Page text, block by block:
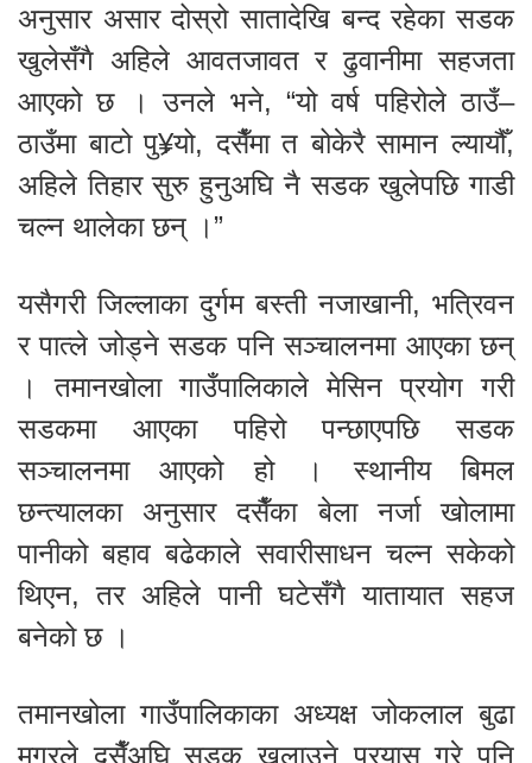
अनुसार असार दोस्रो सातादेखि बन्द रहेका सडक
खुलेसँगै अहिले आवतजावत र ढुवानीमा सहजता
आएको छ । उनले भने, “यो वर्ष पहिरोले ठाउँ–
ठाउँमा बाटो पु¥र्‍यो, दसैँमा त बोकेरै सामान ल्यायौँ,
अहिले तिहार सुरु हुनुअघि नै सडक खुलेपछि गाडी
चल्न थालेका छन् ।”
यसैगरी जिल्लाका दुर्गम बस्ती नजाखानी, भत्रिवन
र पात्ले जोड्ने सडक पनि सञ्चालनमा आएका छन्
। तमानखोला गाउँपालिकाले मेसिन प्रयोग गरी
सडकमा आएका पहिरो पन्छाएपछि सडक
सञ्चालनमा आएको हो । स्थानीय बिमल
छन्त्यालका अनुसार दसैँका बेला नर्जा खोलामा
पानीको बहाव बढेकाले सवारीसाधन चल्न सकेको
थिएन, तर अहिले पानी घटेसँगै यातायात सहज
बनेको छ ।
तमानखोला गाउँपालिकाका अध्यक्ष जोकलाल बुढा
मगरले दसैँअघि सडक खुलाउने प्रयास गरे पनि